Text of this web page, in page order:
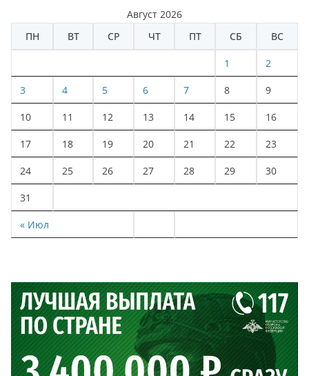
Август 2026
ПН
ВТ СР ЧТ ПТ СБ ВС
« Июл
1 2
3 4 5 6 7 8 9
10 11 12 13 14 15 16
17 18 19 20 21 22 23
24 25 26 27 28 29 30
31